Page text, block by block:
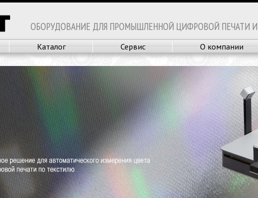
ОБОРУДОВАНИЕ ДЛЯ ПРОМЫШЛЕННОЙ ЦИФРОВОЙ ПЕЧАТИ
Каталог Сервис О компании